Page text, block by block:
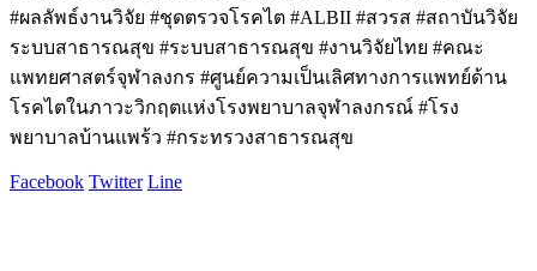
#ผลลัพธ์งานวิจัย #ชุดตรวจโรคไต #ALBII #สวรส #สถาบันวิจัย
ระบบสาธารณสุข #ระบบสาธารณสุข #งานวิจัยไทย #คณะ
แพทยศาสตร์จุฬาลงกร #ศูนย์ความเป็นเลิศทางการแพทย์ด้าน
โรคไตในภาวะวิกฤตแห่งโรงพยาบาลจุฬาลงกรณ์ #โรง
พยาบาลบ้านแพร้ว #กระทรวงสาธารณสุข
Facebook Twitter Line